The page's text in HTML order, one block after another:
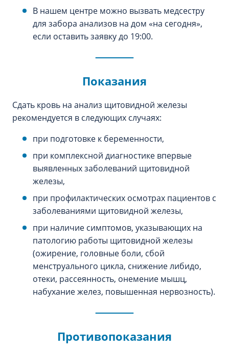
В нашем центре можно вызвать медсестру
для забора анализов на дом «‎на сегодня»‎,
если оставить заявку до 19:00.
Показания
Сдать кровь на анализ щитовидной железы
рекомендуется в следующих случаях:
при подготовке к беременности,
при комплексной диагностике впервые
выявленных заболеваний щитовидной
железы,
при профилактических осмотрах пациентов с
заболеваниями щитовидной железы,
при наличие симптомов, указывающих на
патологию работы щитовидной железы
(ожирение, головные боли, сбой
менструального цикла, снижение либидо,
отеки, рассеянность, онемение мышц,
набухание желез, повышенная нервозность).
Противопоказания